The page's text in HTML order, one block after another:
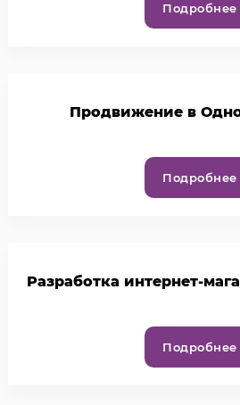
Подробнее
Продвижение в
Подробнее
Разработка интернет-
Подробнее